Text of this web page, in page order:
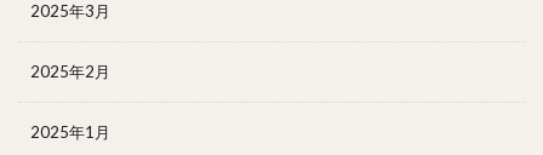
2025年3月
2025年2月
2025年1月